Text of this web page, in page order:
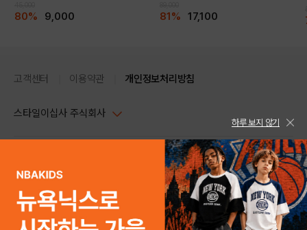
80% 9,000 81% 17,100
고객센터 이용약관 개인정보처리방침
스타일이십사 주식회사
주소 : 서울시 강남구 논현로 633, 6층 (논현동, 한세엠케이빌딩)
사업자등록번호 : 116-81-32499
통신판매업신고번호 : 제 2024-서울강남-04239
개인정보보호책임자 : 배기영
스타일24 고객센터 1544-5336
평일 09:00~ 18:00 (토/일/공휴일 휴무)
help Email : help@style24.com
COPYRIGHTⓒ2021 STYLE24 ALL RIGHTS RESERVED.
하루 보지 않기